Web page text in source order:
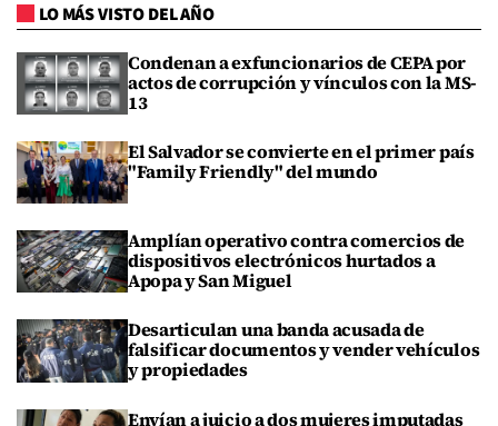
LO MÁS VISTO DEL AÑO
Condenan a exfuncionarios de CEPA por
actos de corrupción y vínculos con la MS-
13
El Salvador se convierte en el primer país
"Family Friendly" del mundo
Amplían operativo contra comercios de
dispositivos electrónicos hurtados a
Apopa y San Miguel
Desarticulan una banda acusada de
falsificar documentos y vender vehículos
y propiedades
Envían a juicio a dos mujeres imputadas